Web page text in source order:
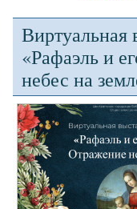
Виртуальная
«Рафаэль и
небес на